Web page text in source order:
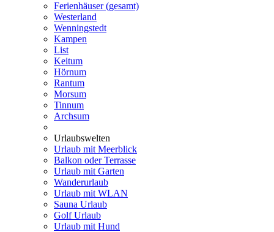
Ferienhäuser (gesamt)
Westerland
Wenningstedt
Kampen
List
Keitum
Hörnum
Rantum
Morsum
Tinnum
Archsum
Urlaubswelten
Urlaub mit Meerblick
Balkon oder Terrasse
Urlaub mit Garten
Wanderurlaub
Urlaub mit WLAN
Sauna Urlaub
Golf Urlaub
Urlaub mit Hund